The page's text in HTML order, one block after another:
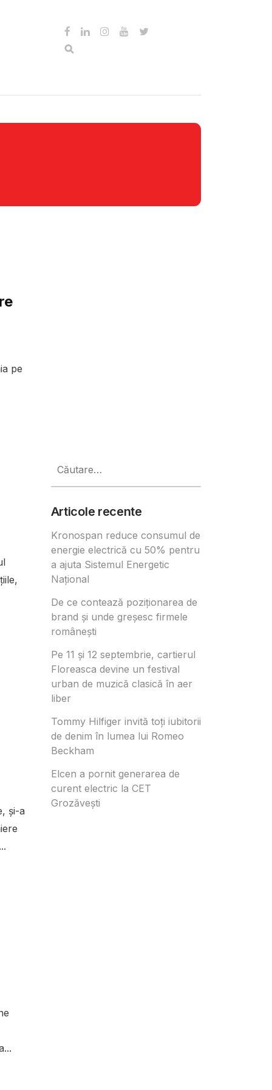
pe
și-a
după:
Articole recente
Kronospan reduce consumul de
energie electrică cu 50% pentru
a ajuta Sistemul Energetic
Național
De ce contează poziționarea de
brand și unde greșesc firmele
românești
Pe 11 și 12 septembrie, cartierul
Floreasca devine un festival
urban de muzică clasică în aer
liber
Tommy Hilfiger invită toți iubitorii
de denim în lumea lui Romeo
Beckham
Elcen a pornit generarea de
curent electric la CET
Grozăvești